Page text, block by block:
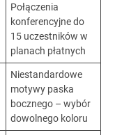
Połączenia
konferencyjne do
15 uczestników w
planach płatnych
Niestandardowe
motywy paska
bocznego – wybór
dowolnego koloru